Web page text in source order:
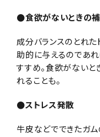
●食欲がないときの
成分バランスのとれた
助的に与えるのであ
すすめ。食欲がないと
れることも。
●ストレス発散
牛皮などでできたガ